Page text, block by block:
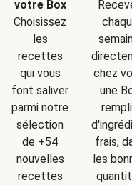
votre Box
Choisissez
les
recettes
qui vous
font saliver
parmi notre
sélection
de +54
nouvelles
recettes
chez
une
frais,
les